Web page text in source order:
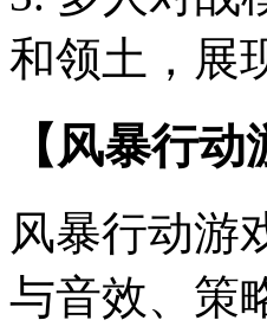
和领土，展
【风暴行
风暴行动游
与音效、策